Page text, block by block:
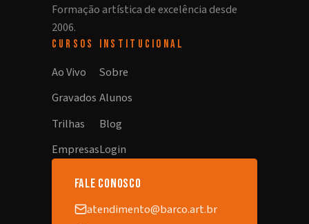
Formação artística de excelência desde
2006.
CURSOS
Ao Vivo
Gravados
Trilhas
Empresas
INSTITUCIONAL
Sobre
Alunos
Blog
Login
fale conosco
atendimento@barco.art.br